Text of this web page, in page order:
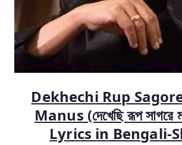
Dekhechi Rup
Manus (দেখেছি রূপ সাগরে
Lyrics in Bengali-